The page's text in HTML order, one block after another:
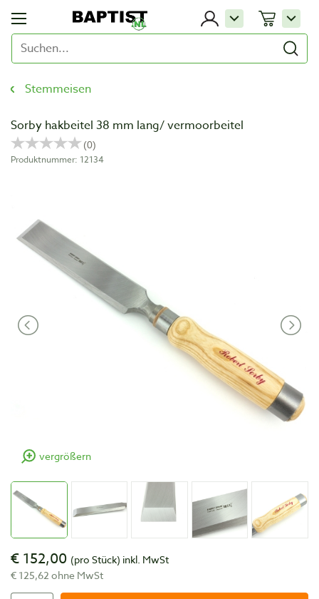
Stemmeisen
Sorby hakbeitel 38 mm lang/ vermoorbeitel
Produktnummer: 12134
vergrößern
€ 152,00 (pro Stück) inkl. MwSt
€ 125,62 ohne MwSt